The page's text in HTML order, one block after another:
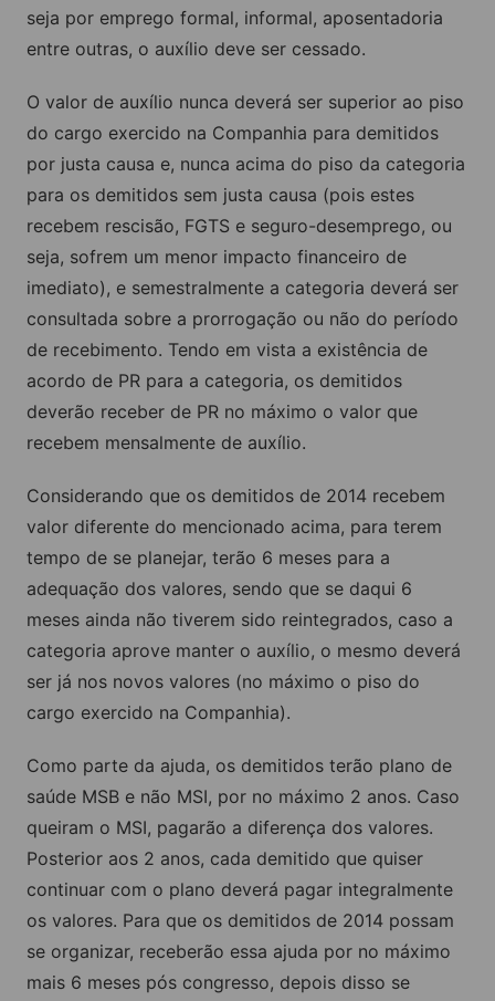
seja por emprego formal, informal, aposentadoria
entre outras, o auxílio deve ser cessado.
O valor de auxílio nunca deverá ser superior ao piso
do cargo exercido na Companhia para demitidos
por justa causa e, nunca acima do piso da categoria
para os demitidos sem justa causa (pois estes
recebem rescisão, FGTS e seguro-desemprego, ou
seja, sofrem um menor impacto financeiro de
imediato), e semestralmente a categoria deverá ser
consultada sobre a prorrogação ou não do período
de recebimento. Tendo em vista a existência de
acordo de PR para a categoria, os demitidos
deverão receber de PR no máximo o valor que
recebem mensalmente de auxílio.
Considerando que os demitidos de 2014 recebem
valor diferente do mencionado acima, para terem
tempo de se planejar, terão 6 meses para a
adequação dos valores, sendo que se daqui 6
meses ainda não tiverem sido reintegrados, caso a
categoria aprove manter o auxílio, o mesmo deverá
ser já nos novos valores (no máximo o piso do
cargo exercido na Companhia).
Como parte da ajuda, os demitidos terão plano de
saúde MSB e não MSI, por no máximo 2 anos. Caso
queiram o MSI, pagarão a diferença dos valores.
Posterior aos 2 anos, cada demitido que quiser
continuar com o plano deverá pagar integralmente
os valores. Para que os demitidos de 2014 possam
se organizar, receberão essa ajuda por no máximo
mais 6 meses pós congresso, depois disso se